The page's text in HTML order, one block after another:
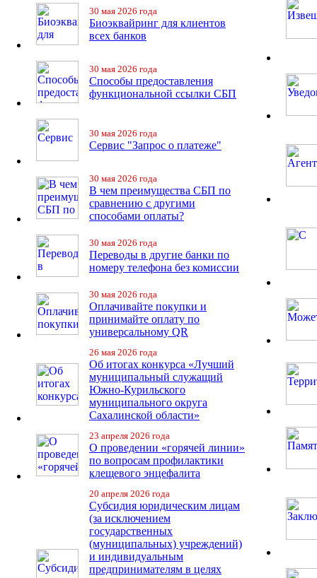
30 мая 2026 года
Биоэквайринг для клиентов
всех банков
30 мая 2026 года
Способы предоставления
функциональной ссылки СБП
30 мая 2026 года
Сервис "Запрос о платеже"
30 мая 2026 года
В чем преимущества СБП по
сравнению с другими
способами оплаты?
30 мая 2026 года
Переводы в другие банки по
номеру телефона без комиссии
30 мая 2026 года
Оплачивайте покупки и
принимайте оплату по
универсальному QR
26 мая 2026 года
Об итогах конкурса «Лучший
муниципальный служащий
Южно-Курильского
муниципального округа
Сахалинской области»
23 апреля 2026 года
О проведении «горячей линии»
по вопросам профилактики
клещевого энцефалита
20 апреля 2026 года
Субсидия юридическим лицам
(за исключением
государственных
(муниципальных) учреждений)
и индивидуальным
предпринимателям в целях